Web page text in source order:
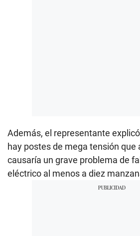
Además, el representante
hay postes de mega tensión que
causaría un grave problema de
eléctrico al menos a diez